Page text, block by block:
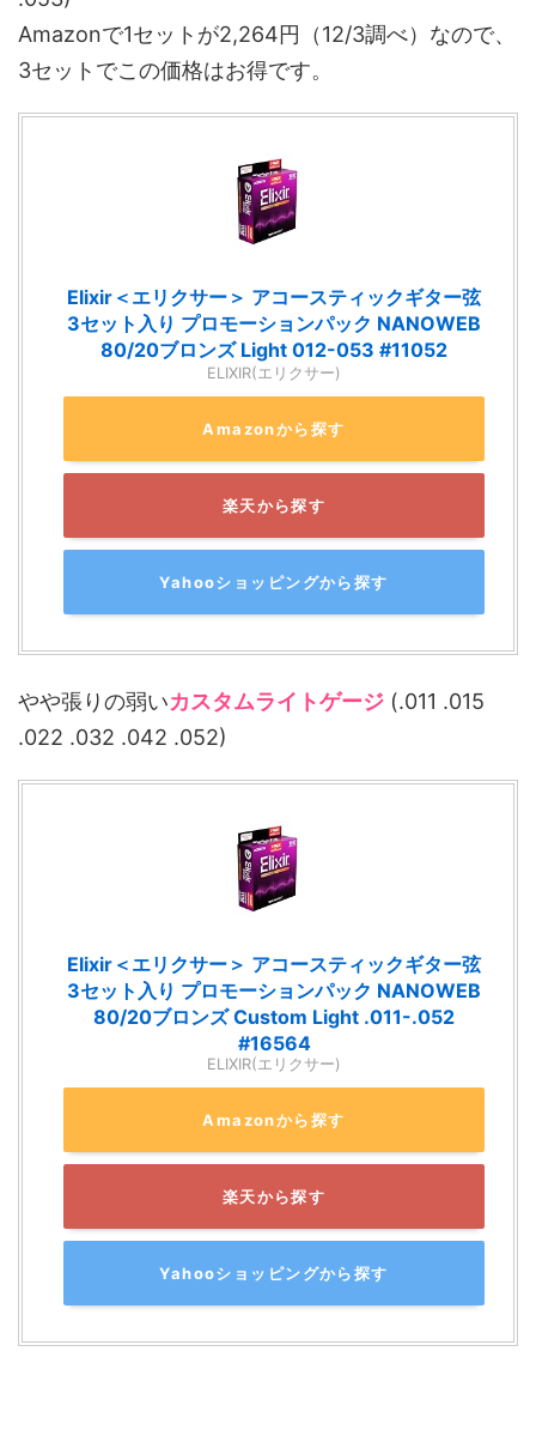
Amazonで1セットが2,264円（12/3調べ）なので、
3セットでこの価格はお得です。
Elixir＜エリクサー＞ アコースティックギター弦
3セット入り プロモーションパック NANOWEB
80/20ブロンズ Light 012-053 #11052
ELIXIR(エリクサー)
Amazonから探す
楽天から探す
Yahooショッピングから探す
やや張りの弱いカスタムライトゲージ (.011 .015
.022 .032 .042 .052)
Elixir＜エリクサー＞ アコースティックギター弦
3セット入り プロモーションパック NANOWEB
80/20ブロンズ Custom Light .011-.052
#16564
ELIXIR(エリクサー)
Amazonから探す
楽天から探す
Yahooショッピングから探す